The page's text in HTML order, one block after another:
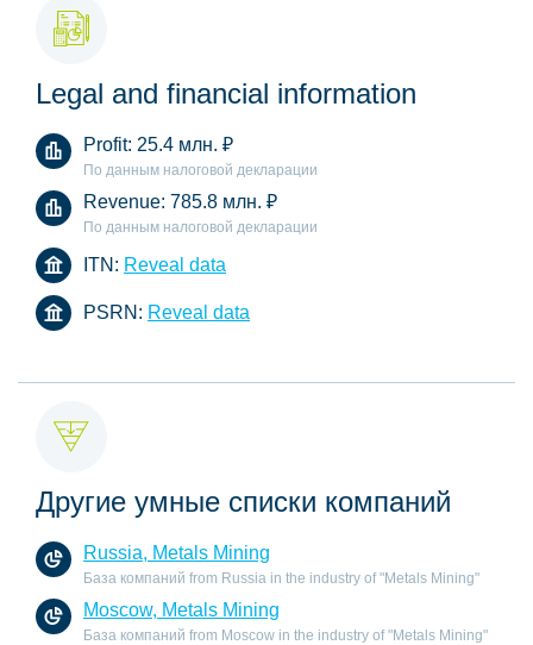
Legal and financial information
Profit: 25.4 млн. ₽
По данным налоговой декларации
Revenue: 785.8 млн. ₽
По данным налоговой декларации
ITN: Reveal data
PSRN: Reveal data
Другие умные списки компаний
Russia, Metals Mining
База компаний from Russia in the industry of "Metals Mining"
Moscow, Metals Mining
База компаний from Moscow in the industry of "Metals Mining"